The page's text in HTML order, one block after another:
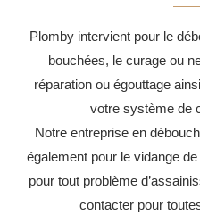
Plomby intervient pour le
bouchées, le curage ou
réparation ou égouttage
votre système de
Notre entreprise en
également pour le vidange
pour tout problème
contacter pour